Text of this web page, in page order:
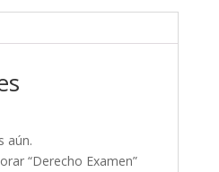
aún.
“Derecho Examen”